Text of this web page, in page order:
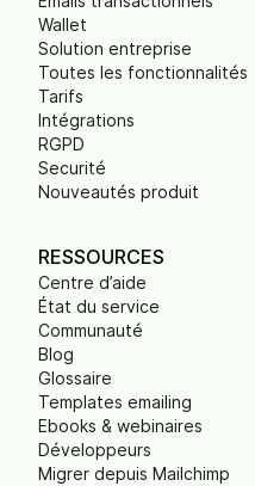
Wallet
Solution entreprise
Toutes les fonctionnalités
Tarifs
Intégrations
RGPD
Securité
Nouveautés produit
RESSOURCES
Centre d’aide
État du service
Communauté
Blog
Glossaire
Templates emailing
Ebooks & webinaires
Développeurs
Migrer depuis Mailchimp